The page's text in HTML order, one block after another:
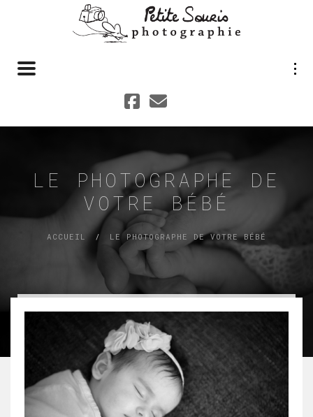
Toggle navigation
LE PHOTOGRAPHE DE
VOTRE BÉBÉ
ACCUEIL LE PHOTOGRAPHE DE VOTRE BÉBÉ